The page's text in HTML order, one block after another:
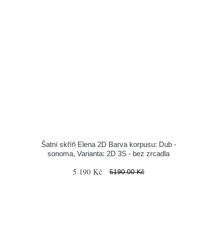
Šatní skříň Elena 2D Barva korpusu: Dub -
sonoma, Varianta: 2D 3S - bez zrcadla
5 190 Kč 5190.00 Kč